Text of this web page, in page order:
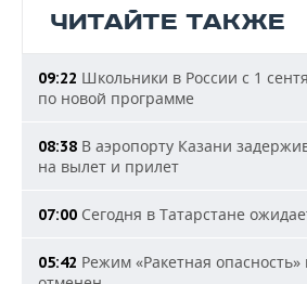
ЧИТАЙТЕ ТАКЖЕ
09:22 Школьники в России с 1
по новой программе
08:38 В аэропорту Казани
на вылет и прилет
07:00 Сегодня в Татарстане
05:42 Режим «Ракетная опасность»